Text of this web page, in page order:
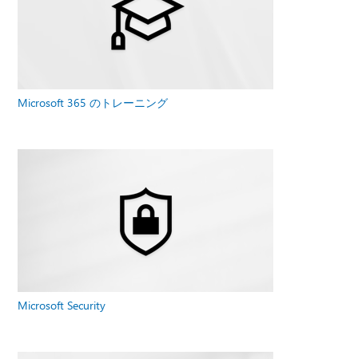
Microsoft 365 のトレーニング
Microsoft Security